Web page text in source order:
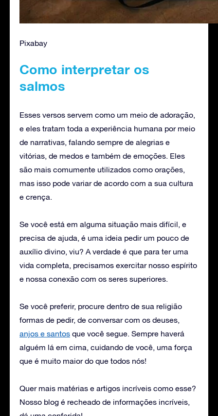
Pixabay
Como interpretar os
salmos
Esses versos servem como um meio de adoração,
e eles tratam toda a experiência humana por meio
de narrativas, falando sempre de alegrias e
vitórias, de medos e também de emoções. Eles
são mais comumente utilizados como orações,
mas isso pode variar de acordo com a sua cultura
e crença.
Se você está em alguma situação mais difícil, e
precisa de ajuda, é uma ideia pedir um pouco de
auxílio divino, viu? A verdade é que para ter uma
vida completa, precisamos exercitar nosso espírito
e nossa conexão com os seres superiores.
Se você preferir, procure dentro de sua religião
formas de pedir, de conversar com os deuses,
anjos e santos que você segue. Sempre haverá
alguém lá em cima, cuidando de você, uma força
que é muito maior do que todos nós!
Quer mais matérias e artigos incríveis como esse?
Nosso blog é recheado de informações incríveis,